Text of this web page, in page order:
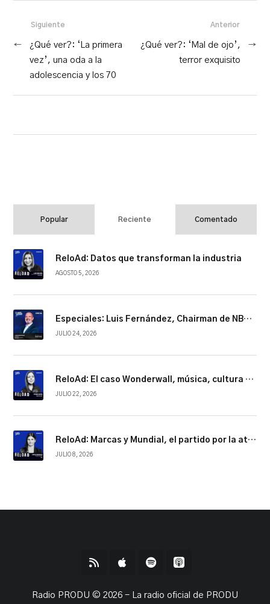
Anterior
¿Qué ver?: ‘Mal de ojo’,
terror exquisito
→
Siguiente
←
¿Qué ver?: ‘La primera
vez’, una oda a la
adolescencia y los 70
Popular Reciente Comentado
ReloAd: Datos que transforman la industria
AGOSTO 5, 2026
Especiales: Luis Fernández, Chairman de NBCUniversal Telemundo Enterprises
JULIO 24, 2026
ReloAd: El caso Wonderwall, música, cultura y conexión
JULIO 22, 2026
ReloAd: Marcas y Mundial, el partido por la atención
JULIO 8, 2026
Radio PRODU © 2026 - La radio oficial de PRODU